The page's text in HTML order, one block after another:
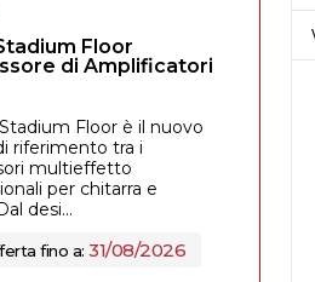
Floor
di Amplificatori
Floor è il nuovo
riferimento tra i
multieffetto
per chitarra e
desi...
fino a:31/08/2026